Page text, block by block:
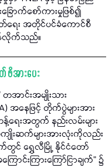
ြောက်စော်ကားမှုဖြစ်၍
တ်ရေး အတိုင်ပင်ခံကောင်စီ
န်လိုက်သည်။
ဖိအားပေး
အာင်းအမျိုးသား
အနေဖြင့် တိုက်ပွဲများအား
ရေးအတွက် နည်းလမ်းများ
ျိုးဆက်များအားလုံးကိုလည်း
င် ရွှေလီမြို့ နိုင်ငံတော်
င်းကြားကြော်ငြာချက်" ၌